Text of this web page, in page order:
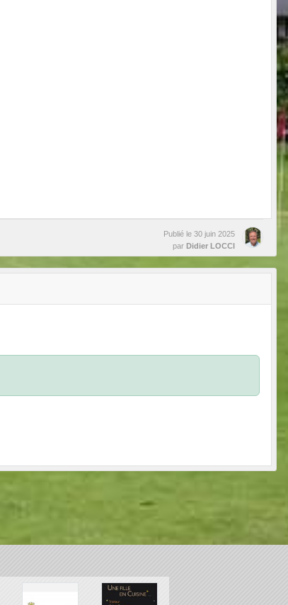
Publié le 30 juin 2025
par Didier LOCCI